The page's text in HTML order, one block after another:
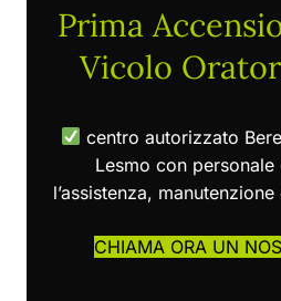
Prima
Vicolo
centro autorizzato
Lesmo con
l’assistenza,
CHIAMA ORA UN